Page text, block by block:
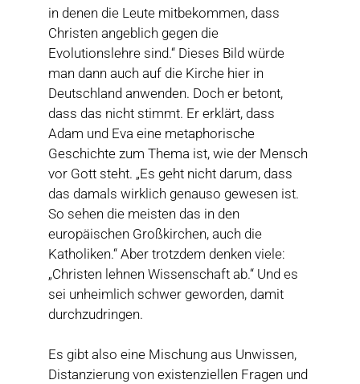
in denen die Leute mitbekommen, dass
Christen angeblich gegen die
Evolutionslehre sind.“ Dieses Bild würde
man dann auch auf die Kirche hier in
Deutschland anwenden. Doch er betont,
dass das nicht stimmt. Er erklärt, dass
Adam und Eva eine metaphorische
Geschichte zum Thema ist, wie der Mensch
vor Gott steht. „Es geht nicht darum, dass
das damals wirklich genauso gewesen ist.
So sehen die meisten das in den
europäischen Großkirchen, auch die
Katholiken.“ Aber trotzdem denken viele:
„Christen lehnen Wissenschaft ab.“ Und es
sei unheimlich schwer geworden, damit
durchzudringen.
Es gibt also eine Mischung aus Unwissen,
Distanzierung von existenziellen Fragen und